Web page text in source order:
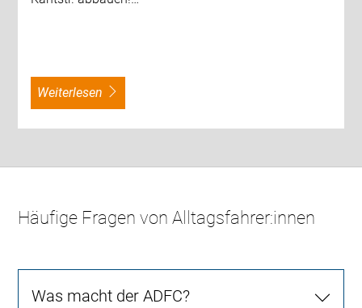
weiterlesen
Häufige Fragen von Alltagsfahrer:innen
Was macht der ADFC?